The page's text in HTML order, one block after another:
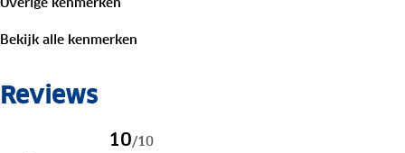
Is je kleding aan vervanging toe? Lever het in bij onze
bestemming aan.
Bekijk alle kenmerken
Reviews
10/10